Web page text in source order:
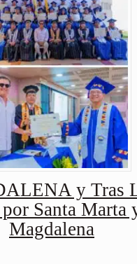
y Tras
Santa Marta
Magdalena